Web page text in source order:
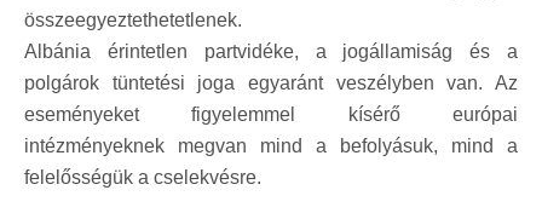
összeegyeztethetetlenek.
Albánia érintetlen partvidéke, a jogállamiság és a
polgárok tüntetési joga egyaránt veszélyben van. Az
eseményeket figyelemmel kísérő európai
intézményeknek megvan mind a befolyásuk, mind a
felelősségük a cselekvésre.